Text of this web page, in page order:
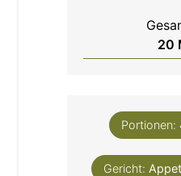
20
Portionen:
Gericht: